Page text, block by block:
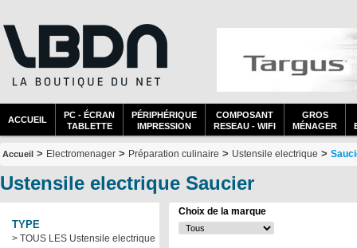
ACCUEIL
PC - ÉCRAN
TABLETTE
PÉRIPHÉRIQUE
IMPRESSION
COMPOSANT
RESEAU - WIFI
GROS
MÉNAGER
Accueil > Electromenager > Préparation culinaire > Ustensile electrique >
Ustensile electrique Saucier
TYPE
> TOUS LES Ustensile electrique
Choix de la marque